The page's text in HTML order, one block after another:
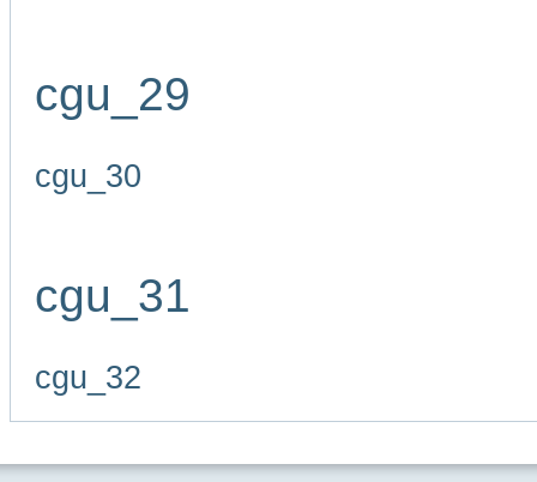
cgu_29
cgu_30
cgu_31
cgu_32